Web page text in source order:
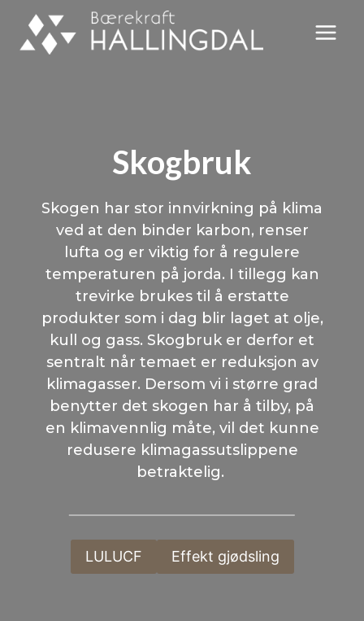
content
Skogbruk
Skogen har stor innvirkning på klima
ved at den binder karbon, renser
lufta og er viktig for å regulere
temperaturen på jorda. I tillegg kan
trevirke brukes til å erstatte
produkter som i dag blir laget at olje,
kull og gass. Skogbruk er derfor et
sentralt når temaet er reduksjon av
klimagasser. Dersom vi i større grad
benytter det skogen har å tilby, på
en klimavennlig måte, vil det kunne
redusere klimagassutslippene
betraktelig.
LULUCF Effekt gjødsling